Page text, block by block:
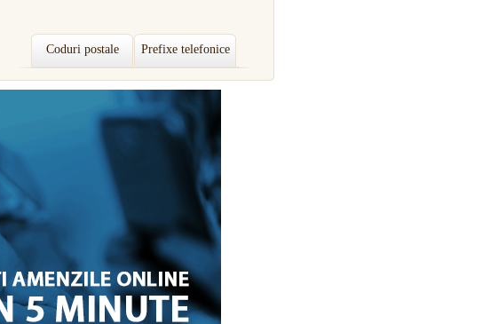
Coduri postale Prefixe telefonice